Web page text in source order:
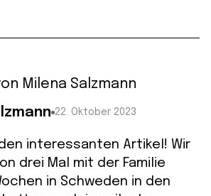
22. Oktober 2023
interessanten Artikel! Wir
drei Mal mit der Familie
in Schweden in den